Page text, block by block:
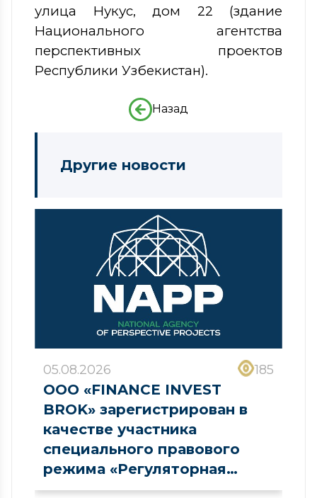
улица Нукус, дом 22 (здание
Национального агентства
перспективных проектов
Республики Узбекистан).
Назад
Другие новости
05.08.2026 185
ООО «FINANCE INVEST
BROK» зарегистрирован в
качестве участника
специального правового
режима «Регуляторная
песочница» в сфере рынка